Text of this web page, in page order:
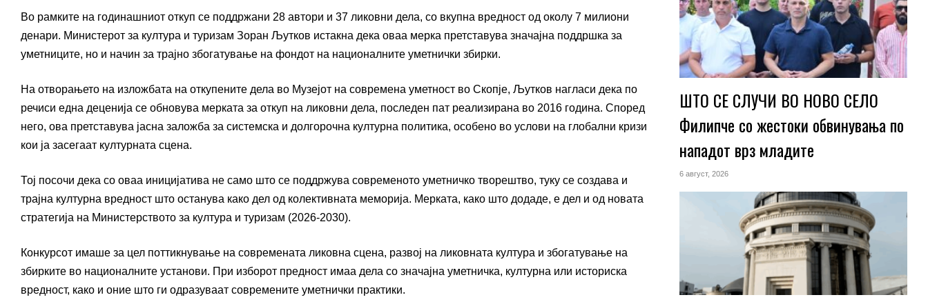
Во рамките на годинашниот откуп се поддржани 28 автори и 37 ликовни дела, со вкупна вредност од околу 7 милиони
денари. Министерот за култура и туризам Зоран Љутков истакна дека оваа мерка претставува значајна поддршка за
уметниците, но и начин за трајно збогатување на фондот на националните уметнички збирки.
На отворањето на изложбата на откупените дела во Музејот на современа уметност во Скопје, Љутков нагласи дека по
речиси една деценија се обновува мерката за откуп на ликовни дела, последен пат реализирана во 2016 година. Според
него, ова претставува јасна заложба за системска и долгорочна културна политика, особено во услови на глобални кризи
кои ја засегаат културната сцена.
Тој посочи дека со оваа иницијатива не само што се поддржува современото уметничко творештво, туку се создава и
трајна културна вредност што останува како дел од колективната меморија. Мерката, како што додаде, е дел и од новата
стратегија на Министерството за култура и туризам (2026-2030).
Конкурсот имаше за цел поттикнување на современата ликовна сцена, развој на ликовната култура и збогатување на
збирките во националните установи. При изборот предност имаа дела со значајна уметничка, културна или историска
вредност, како и оние што ги одразуваат современите уметнички практики.
ШТО СЕ СЛУЧИ ВО НОВО СЕЛО
Филипче со жестоки обвинувања по
нападот врз младите
6 август, 2026